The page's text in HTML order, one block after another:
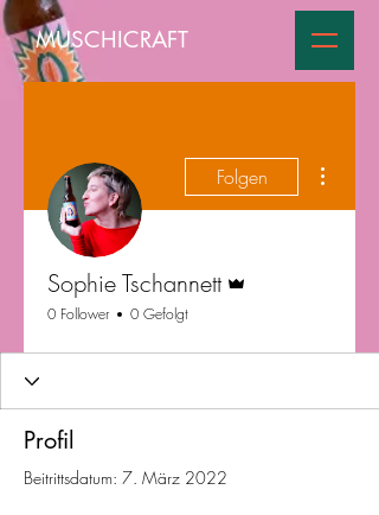
MUSCHICRAFT
Folgen
Sophie Tschannett
0 Follower 0 Gefolgt
Profil
Beitrittsdatum: 7. März 2022